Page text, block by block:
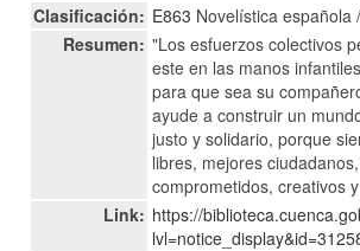
Clasificación: E863 Novelística española
Resumen: "Los esfuerzos colectivos
este en las manos
para que sea su
ayude a construir un
justo y solidario, porque
libres, mejores
comprometidos, creativos
Link: https://